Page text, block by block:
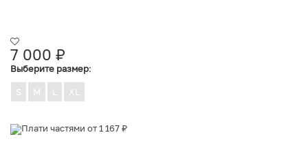
7 000 ₽
Выберите размер:
S M L XL
Плати частями от 1 167 ₽